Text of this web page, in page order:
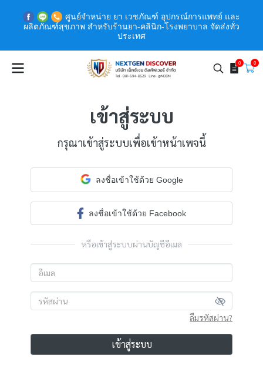
ศูนย์จำหน่าย ยา เวชภัณฑ์ อุปกรณ์การแพทย์ และ
ผลิตภัณฑ์สุขภาพ สำหรับร้านยา-คลินิก-โรงพยาบาล จัดส่งทั่ว
ประเทศ
0 0
เข้าสู่ระบบ
กรุณาเข้าสู่ระบบเพื่อเข้าหน้าเพจนี้
ลงชื่อเข้าใช้ด้วย Google
ลงชื่อเข้าใช้ด้วย Facebook
หรือเข้าสู่ระบบผ่านบัญชีอีเมล
ลืมรหัสผ่าน?
เข้าสู่ระบบ